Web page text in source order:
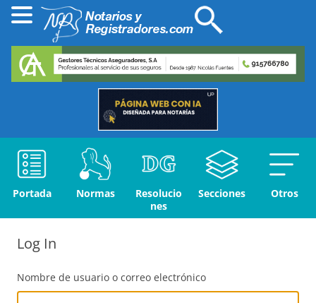
Portada Normas
Resolucio
nes
Secciones Otros
Log In
Nombre de usuario o correo electrónico